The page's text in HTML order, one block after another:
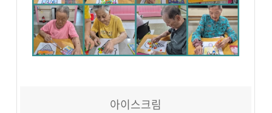
아이스크림